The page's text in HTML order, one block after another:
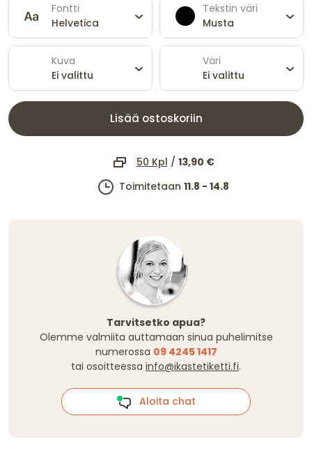
Fontti
Helvetica
Tekstin väri
Musta
Kuva
Ei valittu
Väri
Ei valittu
Lisää ostoskoriin
50 Kpl / 13,90 €
Toimitetaan 11.8 - 14.8
Tarvitsetko apua?
Olemme valmiita auttamaan sinua puhelimitse
numerossa 09 4245 1417
tai osoitteessa info@ikastetiketti.fi.
Aloita chat